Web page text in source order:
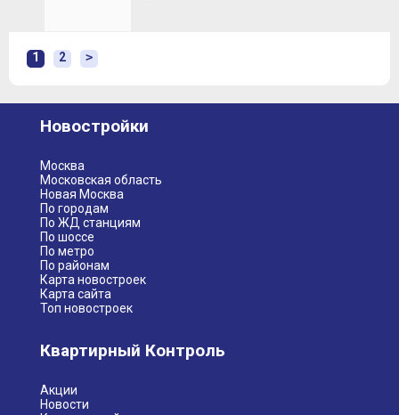
1 2 >
Новостройки
Москва
Московская область
Новая Москва
По городам
По ЖД станциям
По шоссе
По метро
По районам
Карта новостроек
Карта сайта
Топ новостроек
Квартирный Контроль
Акции
Новости